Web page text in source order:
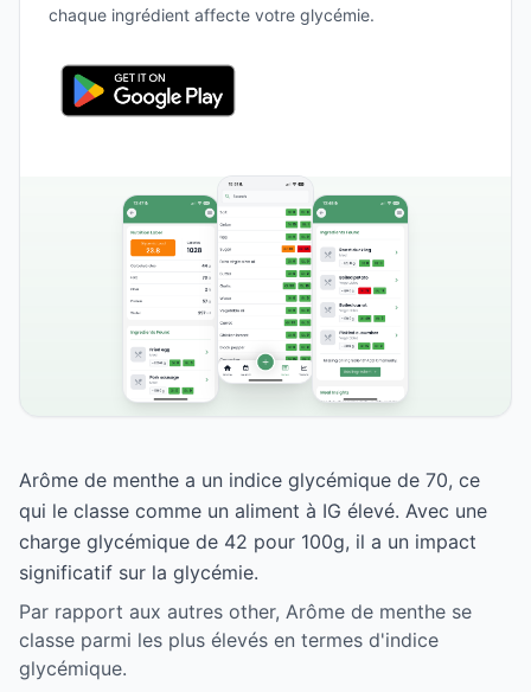
chaque ingrédient affecte votre glycémie.
Arôme de menthe a un indice glycémique de 70, ce
qui le classe comme un aliment à IG élevé. Avec une
charge glycémique de 42 pour 100g, il a un impact
significatif sur la glycémie.
Par rapport aux autres other, Arôme de menthe se
classe parmi les plus élevés en termes d'indice
glycémique.